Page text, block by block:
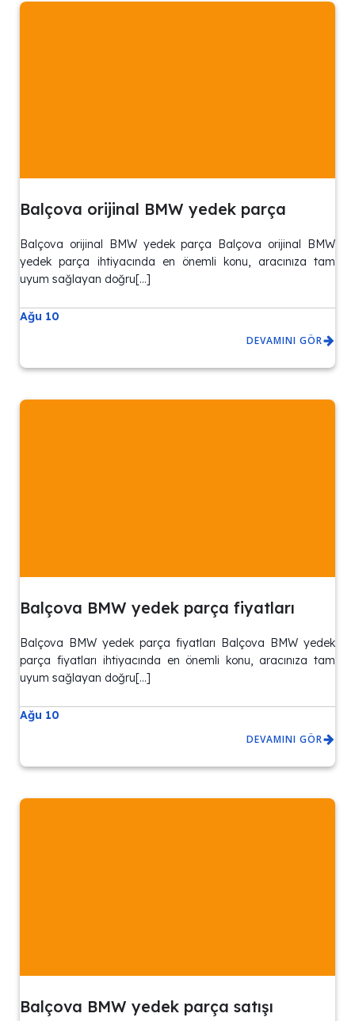
Balçova orijinal BMW yedek parça
Balçova orijinal BMW yedek parça Balçova orijinal BMW
yedek parça ihtiyacında en önemli konu, aracınıza tam
uyum sağlayan doğru[…]
Ağu 10
DEVAMINI GÖR
Balçova BMW yedek parça fiyatları
Balçova BMW yedek parça fiyatları Balçova BMW yedek
parça fiyatları ihtiyacında en önemli konu, aracınıza tam
uyum sağlayan doğru[…]
Ağu 10
DEVAMINI GÖR
Balçova BMW yedek parça satışı